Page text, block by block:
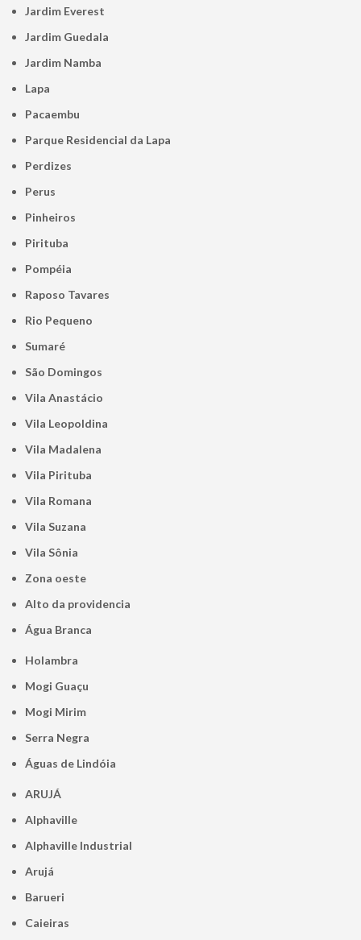
Jardim Everest
Jardim Guedala
Jardim Namba
Lapa
Pacaembu
Parque Residencial da Lapa
Perdizes
Perus
Pinheiros
Pirituba
Pompéia
Raposo Tavares
Rio Pequeno
Sumaré
São Domingos
Vila Anastácio
Vila Leopoldina
Vila Madalena
Vila Pirituba
Vila Romana
Vila Suzana
Vila Sônia
Zona oeste
alto da providencia
Água Branca
Holambra
Mogi Guaçu
Mogi Mirim
Serra Negra
Águas de Lindóia
ARUJÁ
Alphaville
Alphaville Industrial
Arujá
Barueri
Caieiras